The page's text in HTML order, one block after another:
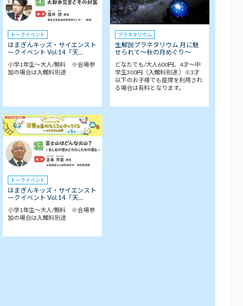
トークイベント
はまぎんキッズ・サイエンスト
ークイベント Vol.14「天…
小学1年生～大人/無料 ※会場参
加の場合は入館料別途
プラネタリウム
生解説プラネタリウム 月に魅
せられて～秋の月めぐり～
どなたでも/大人600円、4才～中
学生300円（入館料別途 ）※3才
以下のお子様でも座席を利用され
る場合は有料となります。
トークイベント
はまぎんキッズ・サイエンスト
ークイベント Vol.14「天…
小学1年生～大人/無料 ※会場参
加の場合は入館料別途